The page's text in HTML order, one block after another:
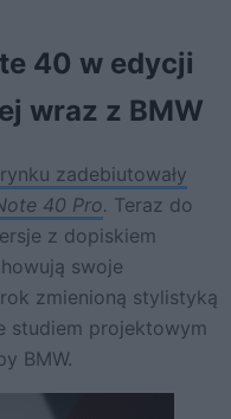
40 w edycji
wraz z BMW
zadebiutowały
40 Pro. Teraz do
z dopiskiem
swoje
zmienioną stylistyką
studiem projektowym
BMW.